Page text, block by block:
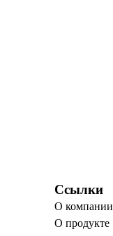
Ссылки
О компании
О продукте